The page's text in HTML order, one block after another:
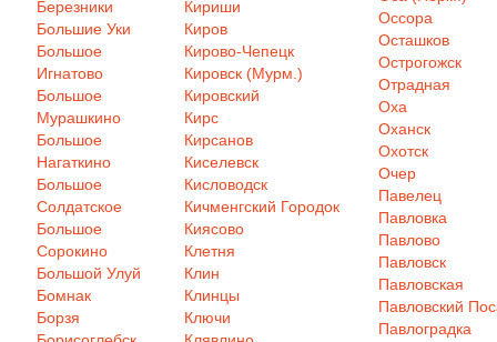
Березники
Большие Уки
Большое
Игнатово
Большое
Мурашкино
Большое
Нагаткино
Большое
Солдатское
Большое
Сорокино
Большой Улуй
Бомнак
Борзя
Кириши
Киров
Кирово-Чепецк
Кировск (Мурм.)
Кировский
Кирс
Кирсанов
Киселевск
Кисловодск
Кичменгский Городок
Киясово
Клетня
Клин
Клинцы
Ключи
Оссора
Осташков
Острогожск
Отрадная
Оха
Оханск
Охотск
Очер
Павелец
Павловка
Павлово
Павловск
Павловская
Павловский
Павлоградка